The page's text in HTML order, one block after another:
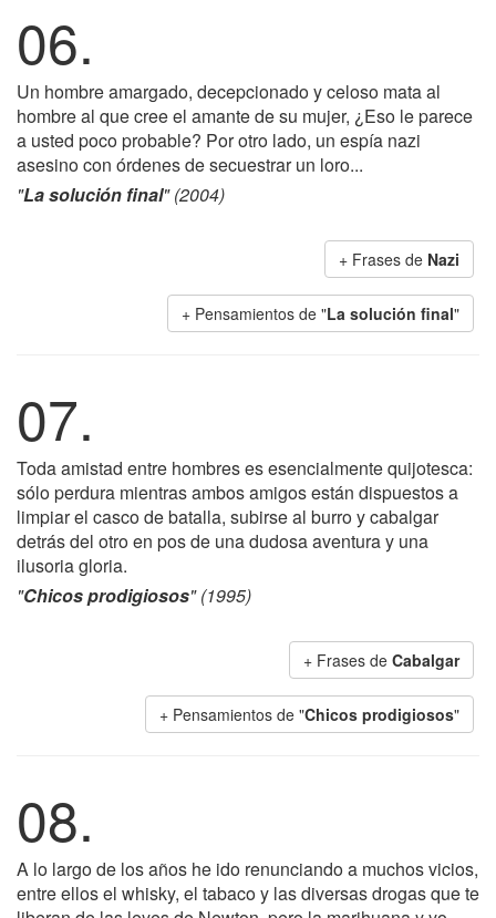
06.
Un hombre amargado, decepcionado y celoso mata al
hombre al que cree el amante de su mujer, ¿Eso le parece
a usted poco probable? Por otro lado, un espía nazi
asesino con órdenes de secuestrar un loro...
"La solución final" (2004)
+ Frases de Nazi
+ Pensamientos de "La solución final"
07.
Toda amistad entre hombres es esencialmente quijotesca:
sólo perdura mientras ambos amigos están dispuestos a
limpiar el casco de batalla, subirse al burro y cabalgar
detrás del otro en pos de una dudosa aventura y una
ilusoria gloria.
"Chicos prodigiosos" (1995)
+ Frases de Cabalgar
+ Pensamientos de "Chicos prodigiosos"
08.
A lo largo de los años he ido renunciando a muchos vicios,
entre ellos el whisky, el tabaco y las diversas drogas que te